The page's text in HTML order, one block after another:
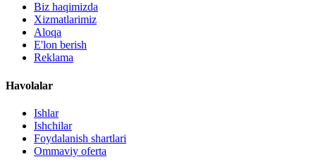
Biz haqimizda
Xizmatlarimiz
Aloqa
E'lon berish
Reklama
Havolalar
Ishlar
Ishchilar
Foydalanish shartlari
Ommaviy oferta